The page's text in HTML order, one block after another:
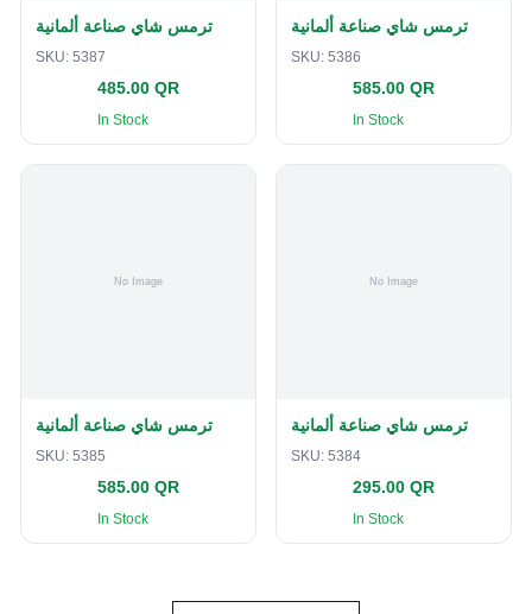
ترمس شاي صناعة ألمانية
SKU: 5387
485.00 QR
In Stock
ترمس شاي صناعة ألمانية
SKU: 5386
585.00 QR
In Stock
ترمس شاي صناعة ألمانية
SKU: 5385
585.00 QR
In Stock
ترمس شاي صناعة ألمانية
SKU: 5384
295.00 QR
In Stock